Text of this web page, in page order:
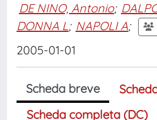
DE NINO, Antonio;
DONNA L; NAPOLI A;
2005-01-01
Scheda breve
Scheda completa (DC)